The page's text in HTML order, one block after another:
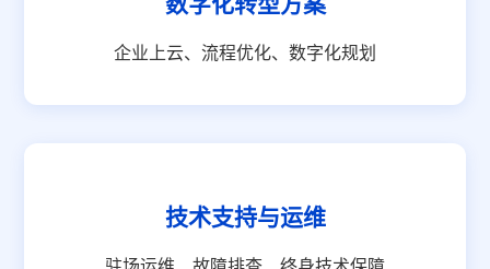
企业上云、流程优化、数字化规划
技术支持与运维